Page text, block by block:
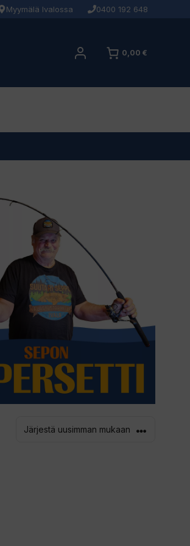
Myymälä Ivalossa 0400 192 648
0,00 €